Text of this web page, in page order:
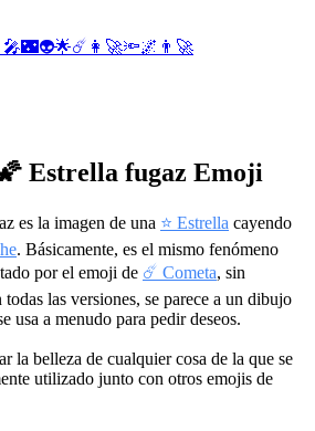
🌃👽🌟☄️ 👩‍🚀🔦🌌 👨‍🚀
Estrella fugaz Emoji
es la imagen de una ⭐ Estrella cayendo
. Básicamente, es el mismo fenómeno
por el emoji de ☄️ Cometa, sin
todas las versiones, se parece a un dibujo
usa a menudo para pedir deseos.
la belleza de cualquier cosa de la que se
utilizado junto con otros emojis de